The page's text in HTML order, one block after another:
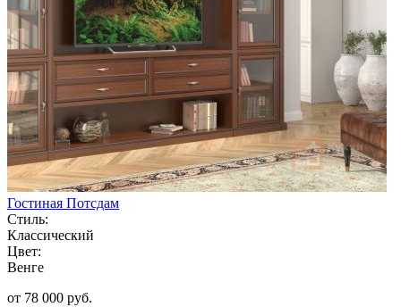
Гостиная Потсдам
Стиль:
Классический
Цвет:
Венге
от 78 000 руб.